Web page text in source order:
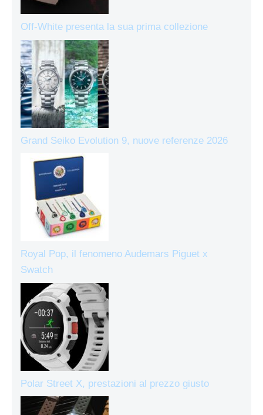
Off-White presenta la sua prima collezione
Grand Seiko Evolution 9, nuove referenze 2026
Royal Pop, il fenomeno Audemars Piguet x
Swatch
Polar Street X, prestazioni al prezzo giusto